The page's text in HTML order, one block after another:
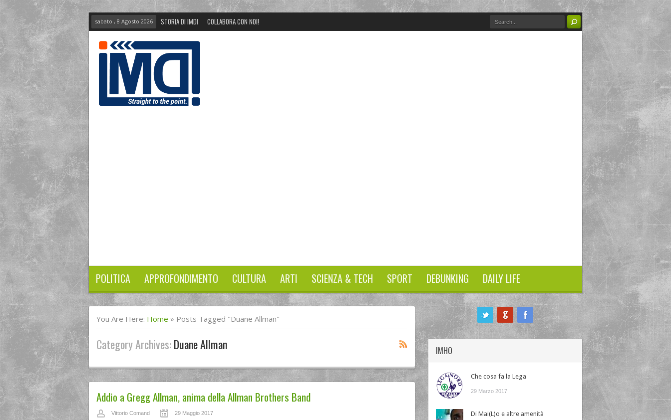
sabato , 8 Agosto 2026 STORIA DI IMDI COLLABORA CON NOI!
POLITICA APPROFONDIMENTO CULTURA ARTI SCIENZA & TECH SPORT DEBUNKING DAILY LIFE
You Are Here: Home » Posts Tagged "duane Allman"
Category Archives:Duane Allman
Addio a Gregg Allman, anima della Allman Brothers Band
Vittorio Comand 29 Maggio 2017
IMHO
Che cosa fa la Lega
29 Marzo 2017
Di Mai(L)o e altre amenità